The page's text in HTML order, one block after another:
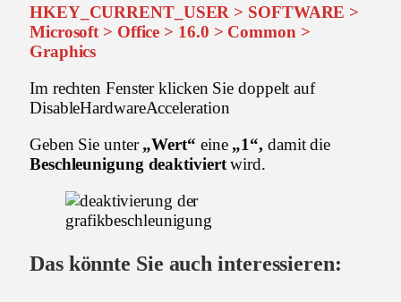
HKEY_CURRENT_USER > SOFTWARE >
Microsoft > Office > 16.0 > Common >
Graphics
Im rechten Fenster klicken Sie doppelt auf
DisableHardwareAcceleration
Geben Sie unter„Wert“ eine „1“, damit die
Beschleunigung deaktiviertwird.
Das könnte Sie auch interessieren: